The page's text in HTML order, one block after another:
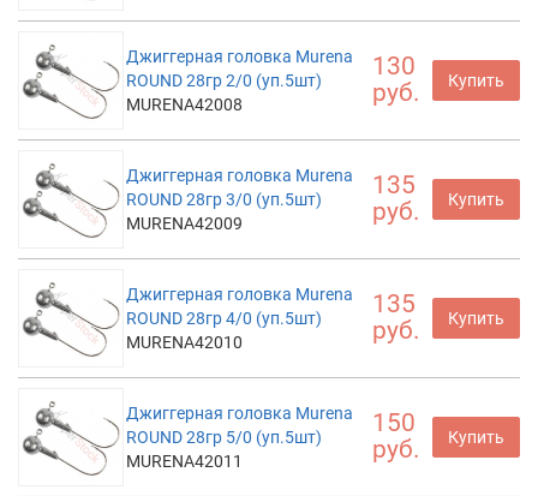
Джиггерная головка Murena
ROUND 28гр 2/0 (уп.5шт)
MURENA42008
130
руб.
Купить
Джиггерная головка Murena
ROUND 28гр 3/0 (уп.5шт)
MURENA42009
135
руб.
Купить
Джиггерная головка Murena
ROUND 28гр 4/0 (уп.5шт)
MURENA42010
135
руб.
Купить
Джиггерная головка Murena
ROUND 28гр 5/0 (уп.5шт)
MURENA42011
150
руб.
Купить